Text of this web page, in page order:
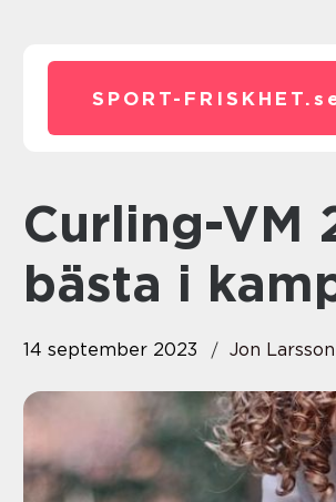
SPORT-FRISKHET.
Curling-VM 2021: Världens
bästa i
14 september 2023 Jon Larsson